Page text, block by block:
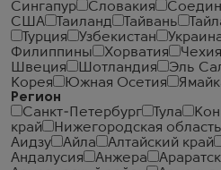
Сингапур
Словакия
США
Таиланд Тайвань
Турция
Узбекистан
Филиппины
Хорватия Чехия
Швеция
Шотландия Эль
Корея
Южная Осетия
Регион
Санкт-Петербург
Тула
край
Нижегородская область
Аидзу
Айла Алтайский край
Андалусия
Анжера